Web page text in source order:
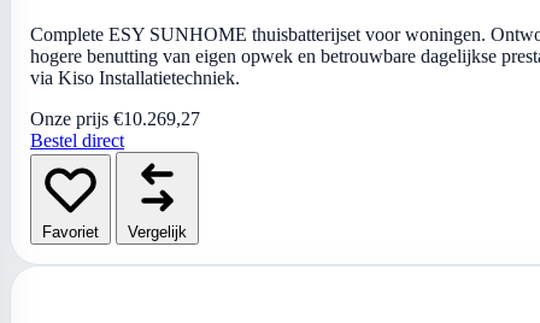
Complete ESY SUNHOME thuisbatterijset voor woningen.
hogere benutting van eigen opwek en betrouwbare dagelijkse
via Kiso Installatietechniek.
Onze prijs €10.269,27
Bestel direct
Favoriet Vergelijk